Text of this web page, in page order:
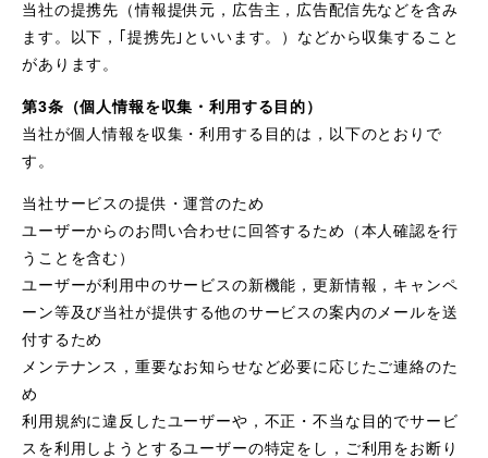
当社の提携先（情報提供元，広告主，広告配信先などを含み
ます。以下，｢提携先｣といいます。）などから収集すること
があります。
第3条（個人情報を収集・利用する目的）
当社が個人情報を収集・利用する目的は，以下のとおりで
す。
当社サービスの提供・運営のため
ユーザーからのお問い合わせに回答するため（本人確認を行
うことを含む）
ユーザーが利用中のサービスの新機能，更新情報，キャンペ
ーン等及び当社が提供する他のサービスの案内のメールを送
付するため
メンテナンス，重要なお知らせなど必要に応じたご連絡のた
め
利用規約に違反したユーザーや，不正・不当な目的でサービ
スを利用しようとするユーザーの特定をし，ご利用をお断り